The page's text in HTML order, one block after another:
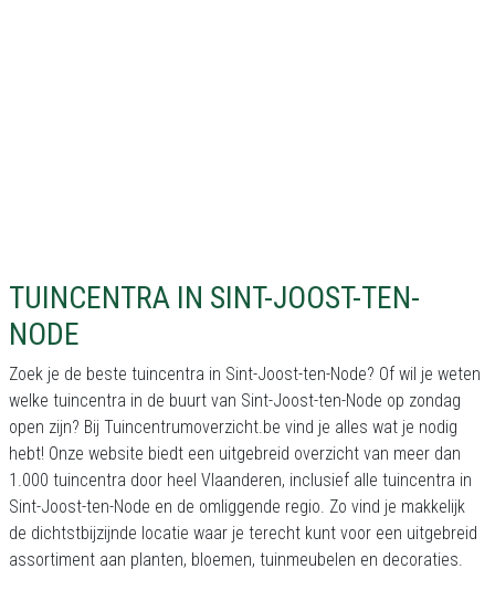
TUINCENTRA IN SINT-JOOST-TEN-
NODE
Zoek je de beste tuincentra in Sint-Joost-ten-Node? Of wil je weten
welke tuincentra in de buurt van Sint-Joost-ten-Node op zondag
open zijn? Bij Tuincentrumoverzicht.be vind je alles wat je nodig
hebt! Onze website biedt een uitgebreid overzicht van meer dan
1.000 tuincentra door heel Vlaanderen, inclusief alle tuincentra in
Sint-Joost-ten-Node en de omliggende regio. Zo vind je makkelijk
de dichtstbijzijnde locatie waar je terecht kunt voor een uitgebreid
assortiment aan planten, bloemen, tuinmeubelen en decoraties.